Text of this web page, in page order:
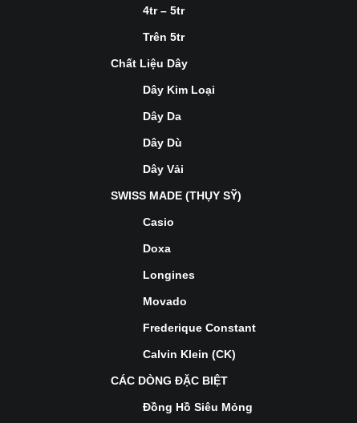
4tr – 5tr
Trên 5tr
Chất Liệu Dây
Dây Kim Loại
Dây Da
Dây Dù
Dây Vải
SWISS MADE (THỤY SỸ)
Casio
Doxa
Longines
Movado
Frederique Constant
Calvin Klein (CK)
CÁC DÒNG ĐẶC BIỆT
Đồng Hồ Siêu Mỏng